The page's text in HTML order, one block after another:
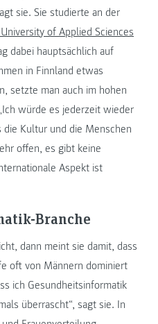
sie. Sie studierte an der
of Applied Sciences
dabei hauptsächlich auf
in Finnland etwas
setzte man auch im hohen
würde es jederzeit wieder
die Kultur und die Menschen
offen, es gibt keine
Aspekt ist
Branche
dann meint sie damit, dass
oft von Männern dominiert
ich Gesundheitsinformatik
überrascht“, sagt sie. In